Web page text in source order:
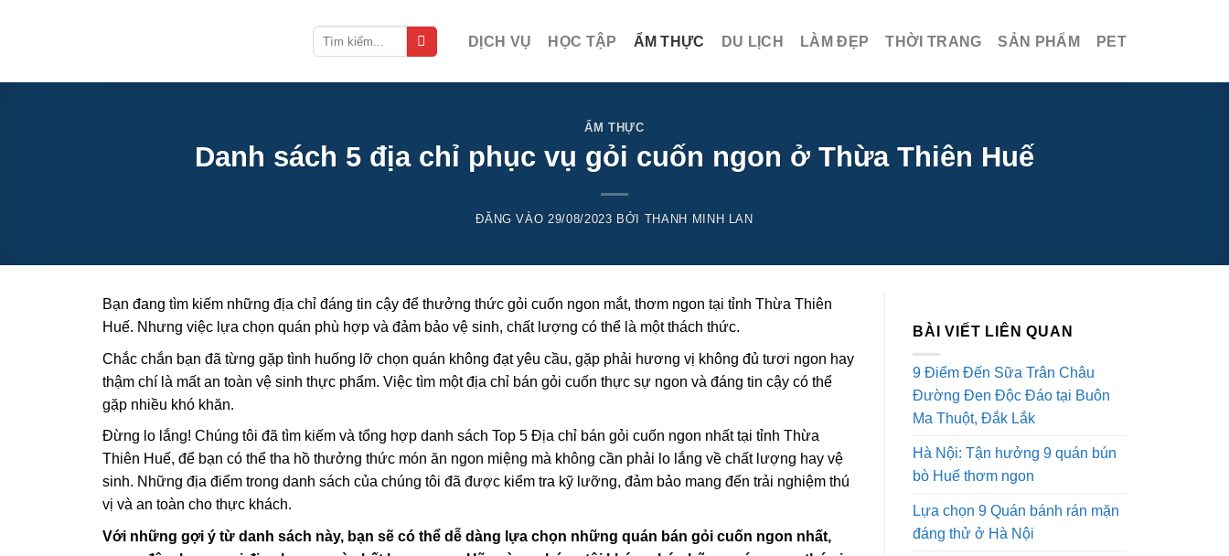
dung
DỊCH VỤ HỌC TẬP ẨM THỰC DU LỊCH LÀM ĐẸP THỜI TRANG SẢN PHẨM PET
ẨM THỰC
Danh sách 5 địa chỉ phục vụ gỏi cuốn ngon ở Thừa Thiên Huế
ĐĂNG VÀO29/08/2023 BỞI THANH MINH LAN
Bạn đang tìm kiếm những địa chỉ đáng tin cậy để thưởng thức gỏi cuốn ngon mắt, thơm ngon tại tỉnh Thừa Thiên
Huế. Nhưng việc lựa chọn quán phù hợp và đảm bảo vệ sinh, chất lượng có thể là một thách thức.
Chắc chắn bạn đã từng gặp tình huống lỡ chọn quán không đạt yêu cầu, gặp phải hương vị không đủ tươi ngon hay
thậm chí là mất an toàn vệ sinh thực phẩm. Việc tìm một địa chỉ bán gỏi cuốn thực sự ngon và đáng tin cậy có thể
gặp nhiều khó khăn.
Đừng lo lắng! Chúng tôi đã tìm kiếm và tổng hợp danh sách Top 5 Địa chỉ bán gỏi cuốn ngon nhất tại tỉnh Thừa
Thiên Huế, để bạn có thể tha hồ thưởng thức món ăn ngon miệng mà không cần phải lo lắng về chất lượng hay vệ
sinh. Những địa điểm trong danh sách của chúng tôi đã được kiểm tra kỹ lưỡng, đảm bảo mang đến trải nghiệm thú
vị và an toàn cho thực khách.
Với những gợi ý từ danh sách này, bạn sẽ có thể dễ dàng lựa chọn những quán bán gỏi cuốn ngon nhất,
BÀI VIẾT LIÊN QUAN
9 Điểm Đến Sữa Trân Châu
Đường Đen Độc Đáo tại Buôn
Ma Thuột, Đắk Lắk
Hà Nội: Tận hưởng 9 quán bún
bò Huế thơm ngon
Lựa chọn 9 Quán bánh rán mặn
đáng thử ở Hà Nội